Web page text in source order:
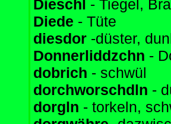
Dieschl - Tiegel,
Diede - Tüte
diesdor -düster,
Donnerliddzchn -
dobrich - schwül
dorchworschdln -
dorgln - torkeln,